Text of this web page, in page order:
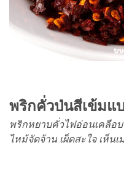
พริกคั่วป่นสีเข้มแ
พริกหยาบคั่วไฟอ่อนเคลือ
ไหม้จัดจ้าน เผ็ดสะใจ เห็น